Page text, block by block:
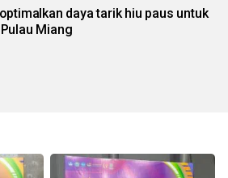
daya tarik hiu paus untuk
Miang